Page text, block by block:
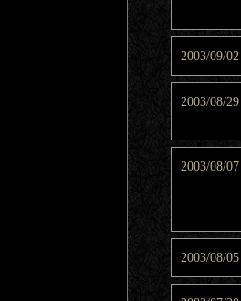
2003/09/02
2003/08/29
2003/08/07
2003/08/05